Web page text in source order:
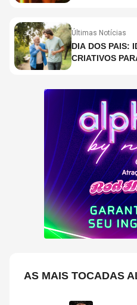
Últimas Notícias
DIA DOS PAIS: IDEIAS DE PRESENTES
CRIATIVOS
AS MAIS TOCADAS